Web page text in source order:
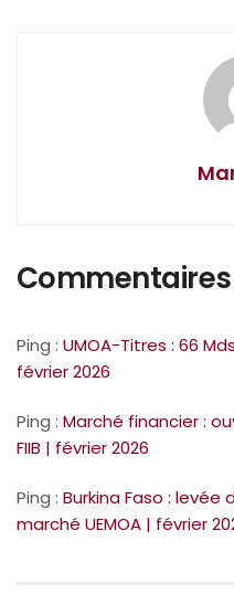
Commentaires
Ping : UMOA-Titres : 66
février 2026
Ping : Marché financier :
FIIB | février 2026
Ping : Burkina Faso : levée
marché UEMOA | février